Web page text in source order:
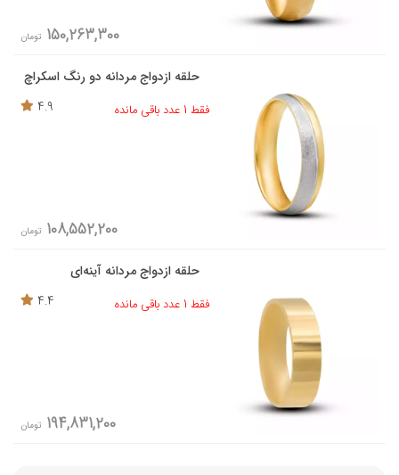
150,263,300 تومان
حلقه ازدواج مردانه دو رنگ اسکراچ
فقط 1 عدد باقی مانده
4.9
108,552,200 تومان
حلقه ازدواج مردانه آینه‌ای
فقط 1 عدد باقی مانده
4.4
194,831,200 تومان